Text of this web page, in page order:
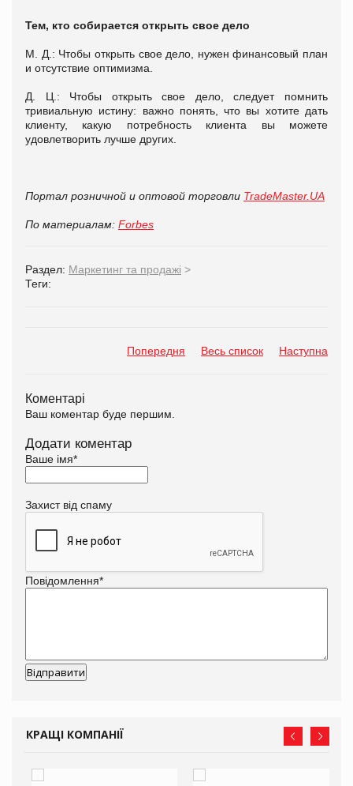
Тем, кто собирается открыть свое дело
М. Д.: Чтобы открыть свое дело, нужен финансовый план
и отсутствие оптимизма.
Д. Ц.: Чтобы открыть свое дело, следует помнить
тривиальную истину: важно понять, что вы хотите дать
клиенту, какую потребность клиента вы можете
удовлетворить лучше других.
Портал розничной и оптовой торговли TradeMaster.UA
По материалам: Forbes
Раздел: Маркетинг та продажі >
Теги:
Попередня Весь список Наступна
Коментарі
Ваш коментар буде першим.
Додати коментар
Ваше імя*
Захист від спаму
Повідомлення*
КРАЩІ КОМПАНІЇ